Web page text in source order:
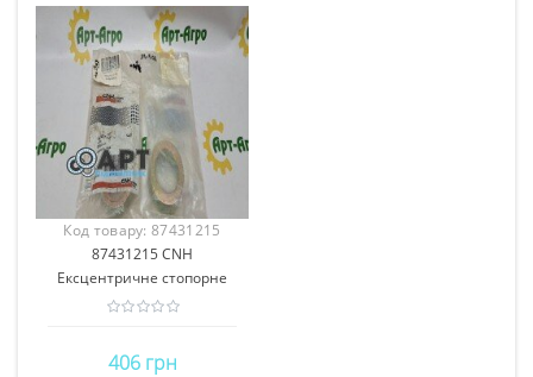
Код товару:87431215
CNH
87431215 CNH
Ексцентричне стопорне
кільце
406 грн